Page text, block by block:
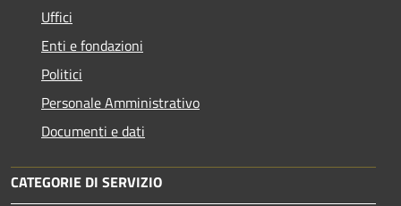
Uffici
Enti e fondazioni
Politici
Personale Amministrativo
Documenti e dati
CATEGORIE DI SERVIZIO